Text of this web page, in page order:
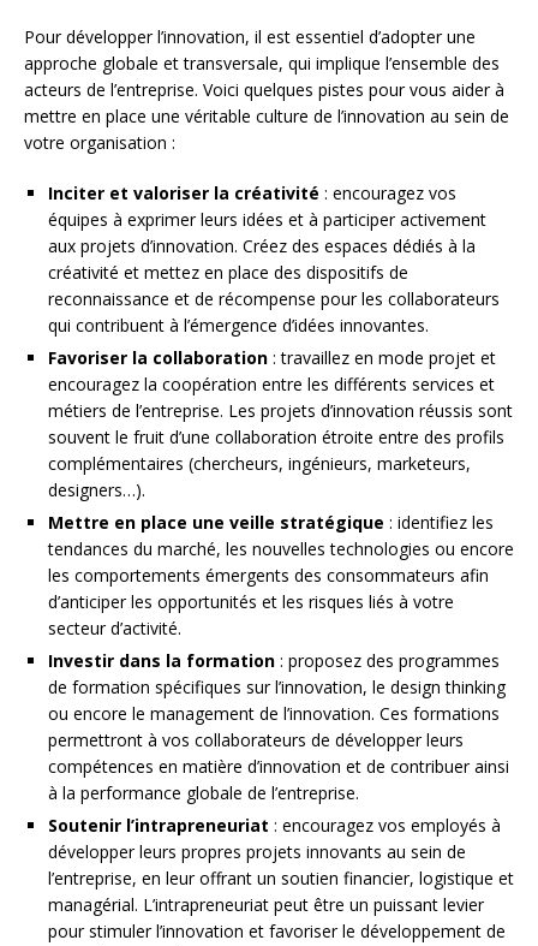
Pour développer l’innovation, il est essentiel d’adopter une
approche globale et transversale, qui implique l’ensemble des
acteurs de l’entreprise. Voici quelques pistes pour vous aider à
mettre en place une véritable culture de l’innovation au sein de
votre organisation :
Inciter et valoriser la créativité : encouragez vos
équipes à exprimer leurs idées et à participer activement
aux projets d’innovation. Créez des espaces dédiés à la
créativité et mettez en place des dispositifs de
reconnaissance et de récompense pour les collaborateurs
qui contribuent à l’émergence d’idées innovantes.
Favoriser la collaboration : travaillez en mode projet et
encouragez la coopération entre les différents services et
métiers de l’entreprise. Les projets d’innovation réussis sont
souvent le fruit d’une collaboration étroite entre des profils
complémentaires (chercheurs, ingénieurs, marketeurs,
designers…).
Mettre en place une veille stratégique : identifiez les
tendances du marché, les nouvelles technologies ou encore
les comportements émergents des consommateurs afin
d’anticiper les opportunités et les risques liés à votre
secteur d’activité.
Investir dans la formation : proposez des programmes
de formation spécifiques sur l’innovation, le design thinking
ou encore le management de l’innovation. Ces formations
permettront à vos collaborateurs de développer leurs
compétences en matière d’innovation et de contribuer ainsi
à la performance globale de l’entreprise.
Soutenir l’intrapreneuriat : encouragez vos employés à
développer leurs propres projets innovants au sein de
l’entreprise, en leur offrant un soutien financier, logistique et
managérial. L’intrapreneuriat peut être un puissant levier
pour stimuler l’innovation et favoriser le développement de